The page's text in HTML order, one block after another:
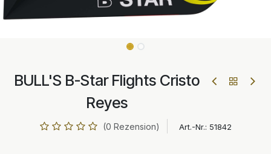
BULL'S B-Star Flights Cristo
Reyes
(0 Rezension) Art.-Nr.: 51842